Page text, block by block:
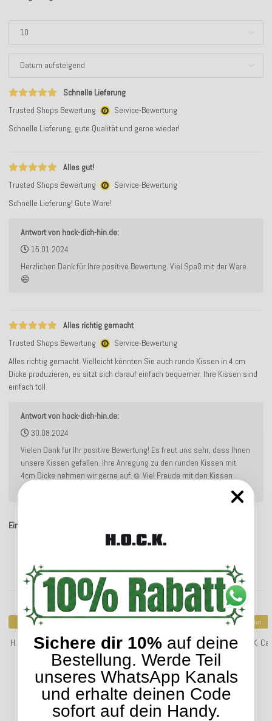
Schnelle Lieferung
Trusted Shops Bewertung
Service-Bewertung
Schnelle Lieferung, gute Qualität und gerne wieder!
Alles gut!
Trusted Shops Bewertung
Service-Bewertung
Schnelle Lieferung! Gute Ware!
Antwort von hock-dich-hin.de:
15.01.2024
Herzlichen Dank für Ihre positive Bewertung. Viel Spaß mit der Ware.
😄
Alles richtig gemacht
Trusted Shops Bewertung
Service-Bewertung
Alles richtig gemacht. Vielleicht könnten Sie auch runde Kissen in 4 cm
Dicke produzieren, es sitzt sich darauf einfach bequemer. Ihre Kissen sind
einfach toll
Antwort von hock-dich-hin.de:
30.08.2024
Vielen Dank für Ihr positive Bewertung! Es freut uns sehr, dass Ihnen
unsere Kissen gefallen. Ihre Anregung zu den runden Kissen mit
4cm Dicke nehmen wir gerne auf.☺️ Viel Freude mit den Kissen
weiterhin.😍
Einträge insgesamt: 3
Kunden kauften dazu folgende Artikel:
Top bewertet
H.O.C.K. Mali Sitzkissen BLISS 40x40x6cm anthrazit col. 205
23,99 €*
Top bewertet
H.O.C.K.
Sichere dir 10% auf deine
Bestellung. Werde Teil
unseres WhatsApp Kanals
und erhalte deinen Code
sofort auf dein Handy.